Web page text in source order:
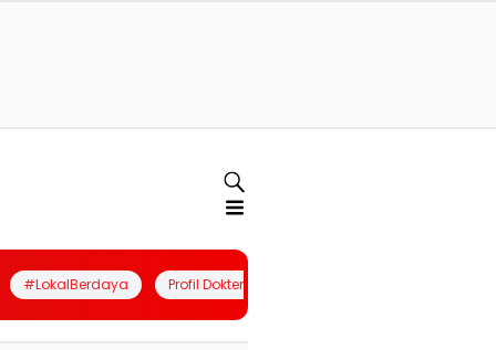
#LokalBerdaya Profil Dokter